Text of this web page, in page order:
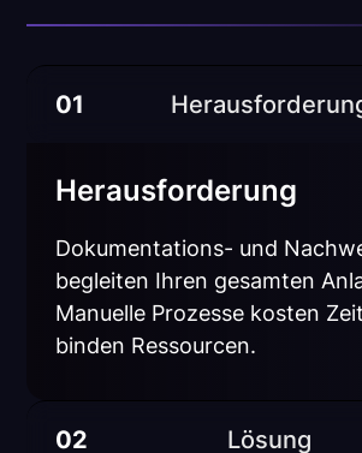
01
Herausforderung
Dokumentations- und
begleiten Ihren gesamten
Manuelle Prozesse kosten
binden Ressourcen.
02 Lösung